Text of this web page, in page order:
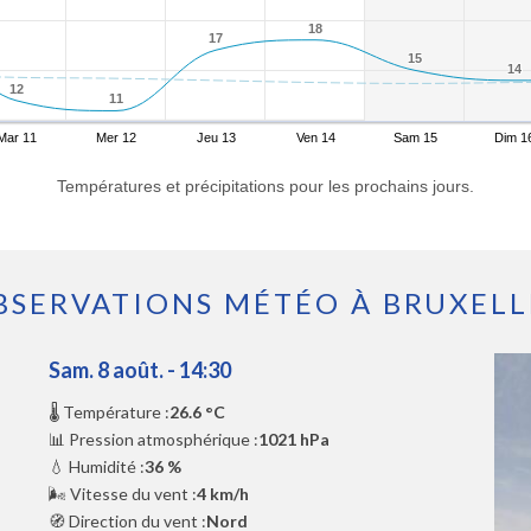
12
12
11
11
17
17
18
18
15
15
14
14
11 Mer 12 Jeu 13 Ven 14 Sam 15 Dim
Températures et précipitations pour les prochains jours.
MÉTÉO À
Sam. 8 août. - 14:30
🌡️ Température :26.6 °C
📊 Pression atmosphérique :1021 hPa
💧 Humidité :36 %
🌬️ Vitesse du vent :4 km/h
🧭 Direction du vent :Nord